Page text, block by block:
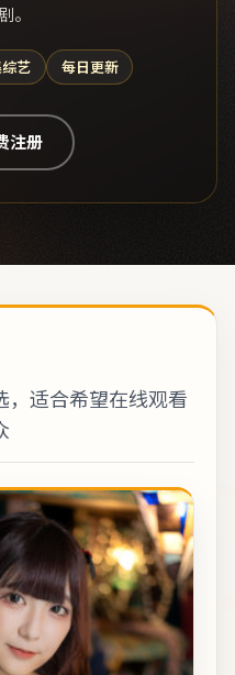
。
艺 每日更新
注册
，适合希望在线观看